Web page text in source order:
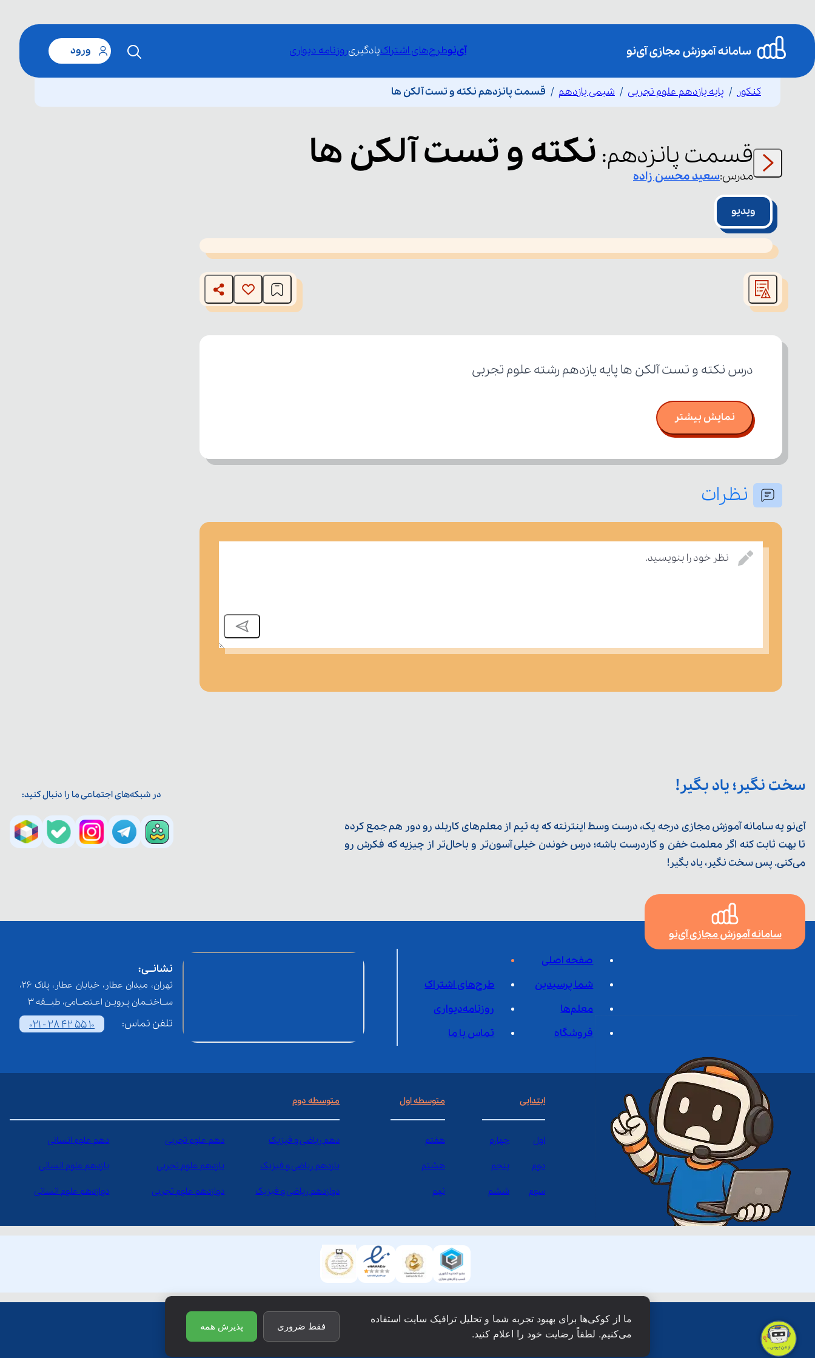
آی‌نوطرح‌های اشتراکیادگیریروزنامه دیواری ورود
کنکور پایه یازدهم علوم تجربی شیمی یازدهم قسمت پانزدهم نکته و تست آلکن ها
قسمت پانزدهم: نکته و تست آلکن ها مدرس:سعیدمحسن زاده
ویدیو
This
is
window.
درس نکته و تست آلکن ها پایه یازدهم رشته علوم تجربی
نمایش بیشتر
نظرات
نظر خود را بنویسید.
سخت نگیر؛ یاد بگیر!
آی‌نو یه سامانه آموزش مجازی درجه یک، درست وسط اینترنته که یه تیم از معلم‌‌های کاربلد رو دور هم جمع کرده
تا بهت ثابت کنه اگر معلمت خفن و کاردرست باشه؛ درس خوندن خیلی آسون‌تر و باحال‌تر از چیزیه که فکرش رو
می‌کنی. پس سخت نگیر، یاد بگیر!
در شبکه‌های اجتماعی ما را دنبال کنید:
سامانه آموزش مجازی آی‌نو
صفحه اصلی
شما پرسیدین
طرح‌های اشتراک
معلم‌ها
روزنامه‌دیواری
فروشگاه
تماس با ما
نشانــی:
تهران، میدان عطار، خیابان عطار، پلاک 26،
ســاختــمان پـرویـن اعـتصــامی، طبـــقه 3
تلفن تماس: 021 - 28 42 55 10
ابتدایی
اول چهارم
دوم پنجم
سوم ششم
متوسطه اول
هفتم
هشتم
نهم
متوسطه دوم
دهم ریاضی و فیزیک دهم علوم تجربی دهم علوم انسانی
یازدهم ریاضی و فیزیک یازدهم علوم تجربی یازدهم علوم انسانی
دوازدهم ریاضی و فیزیک دوازدهم علوم تجربی دوازدهم علوم انسانی
همۀ حقوق این وبسایت نزد شرکت فن آوری شبکه آموزش دانش نویان محفوظ است.
ما از کوکی‌ها برای بهبود تجربه شما و تحلیل ترافیک سایت استفاده
می‌کنیم. لطفاً رضایت خود را اعلام کنید.
فقط ضروری پذیرش همه